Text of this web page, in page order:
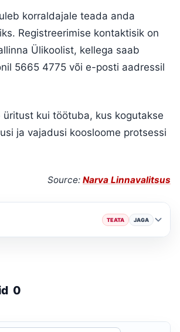
korraldajale teada anda
Registreerimise kontaktisik on
Ülikoolist, kellega saab
5665 4775 või e-posti aadressil
kui töötuba, kus kogutakse
ja vajadusi koosloome protsessi
Source: Narva Linnavalitsus
TEATA JAGA
0